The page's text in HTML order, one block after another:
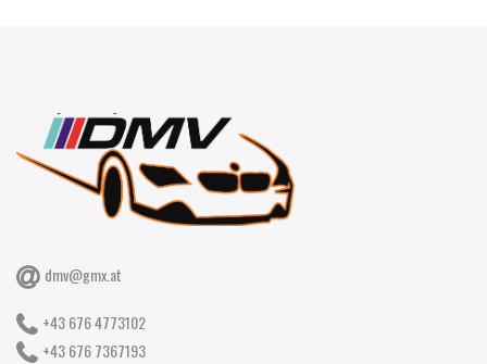
dmv@gmx.at
+43 676 4773102
+43 676 7367193